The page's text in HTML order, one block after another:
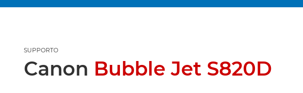
SUPPORTO
Canon Bubble Jet S820D